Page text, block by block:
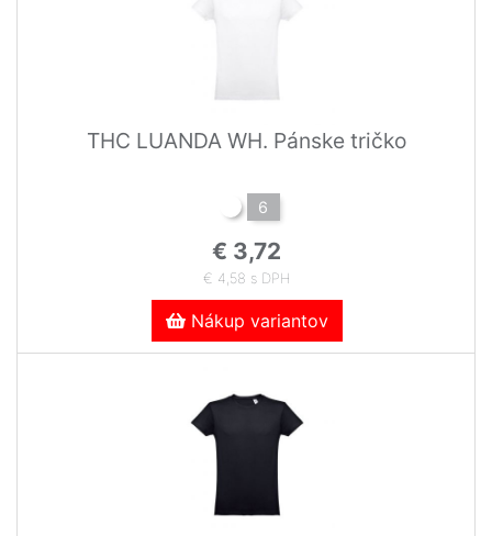
THC LUANDA WH. Pánske tričko
6
€ 3,72
€ 4,58 s DPH
Nákup variantov